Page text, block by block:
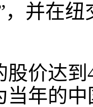
，并在纽
价达到
当年的中